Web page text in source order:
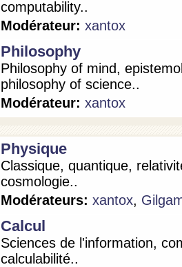
computability..
Modérateur: xantox
Philosophy
Philosophy of mind,
philosophy of science..
Modérateur: xantox
Physique
Classique, quantique,
cosmologie..
Modérateurs: xantox,
Calcul
Sciences de l'information,
calculabilité..